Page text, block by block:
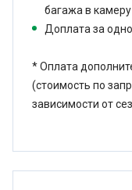
багажа в
Доплата за
* Оплата
(стоимость по
зависимости от